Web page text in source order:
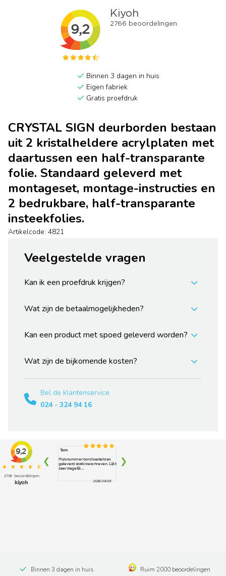
Binnen 3 dagen in huis
Eigen fabriek
Gratis proefdruk
CRYSTAL SIGN deurborden bestaan
uit 2 kristalheldere acrylplaten met
daartussen een half-transparante
folie. Standaard geleverd met
montageset, montage-instructies en
2 bedrukbare, half-transparante
insteekfolies.
Artikelcode: 4821
Veelgestelde vragen
Kan ik een proefdruk krijgen?
Wat zijn de betaalmogelijkheden?
Kan een product met spoed geleverd worden?
Wat zijn de bijkomende kosten?
Bel de klantenservice
024 - 324 94 16
Binnen 3 dagen in huis Ruim 2000 beoordelingen